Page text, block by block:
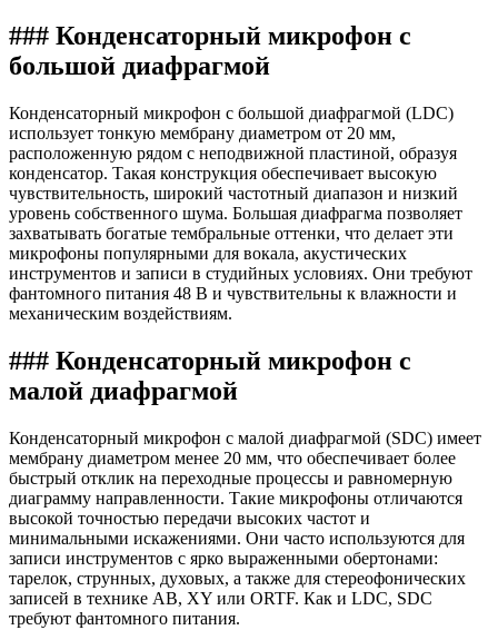
### Конденсаторный микрофон с
большой диафрагмой
Конденсаторный микрофон с большой диафрагмой (LDC)
использует тонкую мембрану диаметром от 20 мм,
расположенную рядом с неподвижной пластиной, образуя
конденсатор. Такая конструкция обеспечивает высокую
чувствительность, широкий частотный диапазон и низкий
уровень собственного шума. Большая диафрагма позволяет
захватывать богатые тембральные оттенки, что делает эти
микрофоны популярными для вокала, акустических
инструментов и записи в студийных условиях. Они требуют
фантомного питания 48 В и чувствительны к влажности и
механическим воздействиям.
### Конденсаторный микрофон с
малой диафрагмой
Конденсаторный микрофон с малой диафрагмой (SDC) имеет
мембрану диаметром менее 20 мм, что обеспечивает более
быстрый отклик на переходные процессы и равномерную
диаграмму направленности. Такие микрофоны отличаются
высокой точностью передачи высоких частот и
минимальными искажениями. Они часто используются для
записи инструментов с ярко выраженными обертонами:
тарелок, струнных, духовых, а также для стереофонических
записей в технике AB, XY или ORTF. Как и LDC, SDC
требуют фантомного питания.